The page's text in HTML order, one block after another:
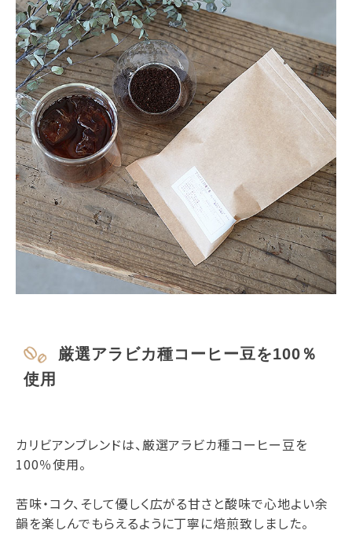
厳選アラビカ種コーヒー豆を100％
使用
カリビアンブレンドは、厳選アラビカ種コーヒー豆を
100％使用。
苦味・コク、そして優しく広がる甘さと酸味で心地よい余
韻を楽しんでもらえるように丁寧に焙煎致しました。